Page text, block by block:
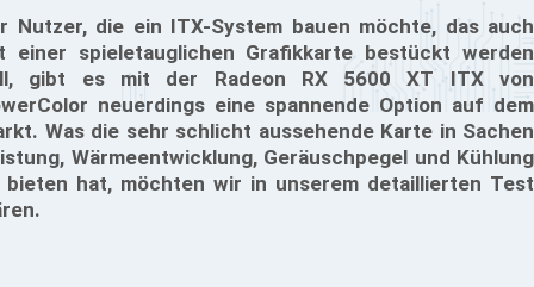
Nutzer, die ein ITX-System bauen möchte, das auch
einer spieletauglichen Grafikkarte bestückt werden
gibt es mit der Radeon RX 5600 XT ITX von
neuerdings eine spannende Option auf dem
Was die sehr schlicht aussehende Karte in Sachen
Wärmeentwicklung, Geräuschpegel und Kühlung
bieten hat, möchten wir in unserem detaillierten Test